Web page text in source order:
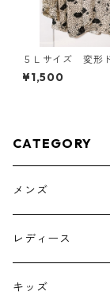
５Ｌサイズ 変形
柄 ボウタイブラ
ホワイト KAE-
¥1,500
CATEGORY
メンズ
トップス
ボトムス
レディース
トップス
キッズ